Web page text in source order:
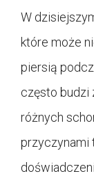
W
które może
piersią
często budzi
różnych
przyczynami